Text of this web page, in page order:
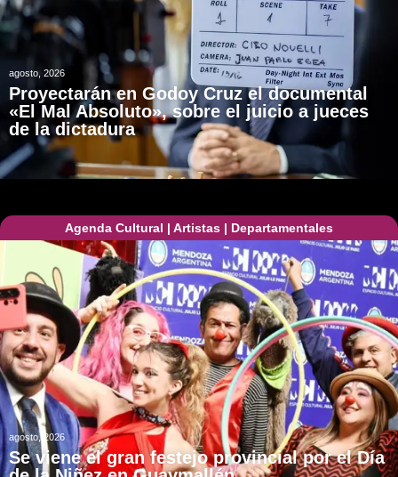
agosto, 2026
Proyectarán en Godoy Cruz el documental
«El Mal Absoluto», sobre el juicio a jueces
de la dictadura
Agenda Cultural | Artistas | Departamentales
agosto, 2026
Se viene el gran festejo provincial por el Día